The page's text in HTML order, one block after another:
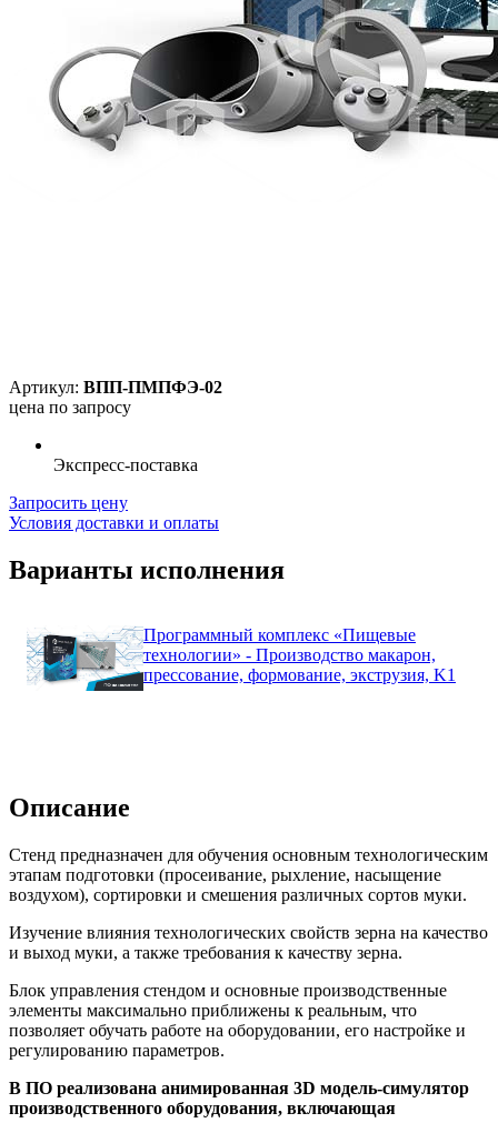
Артикул: ВПП-ПМПФЭ-02
цена по запросу
Экспресс-поставка
Запросить цену
Условия доставки и оплаты
Варианты исполнения
Программный комплекс «Пищевые
технологии» - Производство макарон,
прессование, формование, экструзия, K1
Описание
Стенд предназначен для обучения основным технологическим
этапам подготовки (просеивание, рыхление, насыщение
воздухом), сортировки и смешения различных сортов муки.
Изучение влияния технологических свойств зерна на качество
и выход муки, а также требования к качеству зерна.
Блок управления стендом и основные производственные
элементы максимально приближены к реальным, что
позволяет обучать работе на оборудовании, его настройке и
регулированию параметров.
В ПО реализована анимированная 3D модель-симулятор
производственного оборудования, включающая